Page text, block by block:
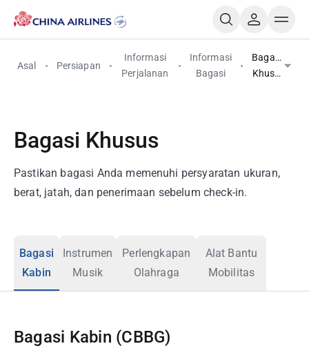
Asal Persiapan
Informasi
Perjalanan
Informasi
Bagasi
Bagasi
Khusus
Bagasi Khusus
Pastikan bagasi Anda memenuhi persyaratan ukuran,
berat, jatah, dan penerimaan sebelum check-in.
Bagasi
Kabin
Instrumen
Musik
Perlengkapan
Olahraga
Alat Bantu
Mobilitas
Bagasi Kabin (CBBG)